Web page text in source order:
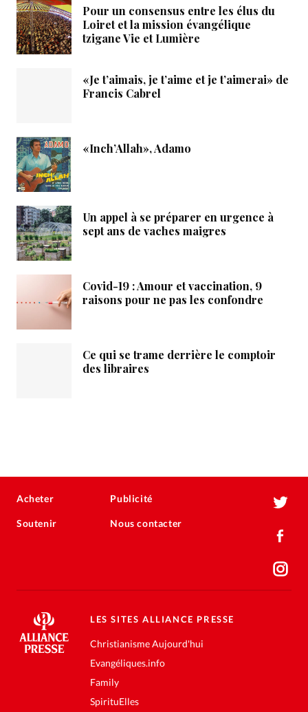
Pour un consensus entre les élus du
Loiret et la mission évangélique
tzigane Vie et Lumière
«Je t’aimais, je t’aime et je t’aimerai» de
Francis Cabrel
«Inch’Allah», Adamo
Un appel à se préparer en urgence à
sept ans de vaches maigres
Covid-19 : Amour et vaccination, 9
raisons pour ne pas les confondre
Ce qui se trame derrière le comptoir
des libraires
Acheter
Soutenir
Publicité
Nous contacter
LES SITES ALLIANCE PRESSE
Christianisme Aujourd'hui
Evangéliques.info
Family
SpirituElles